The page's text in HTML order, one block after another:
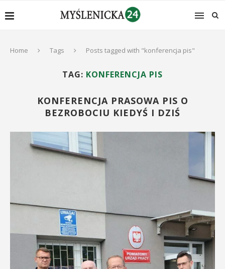
Home Tags Posts tagged with "konferencja pis"
TAG: KONFERENCJA PIS
KONFERENCJA PRASOWA PIS O
BEZROBOCIU KIEDYŚ I DZIŚ